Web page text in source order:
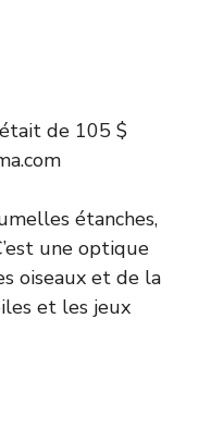
était de 105 $
étanches,
une optique
oiseaux et de la
et les jeux